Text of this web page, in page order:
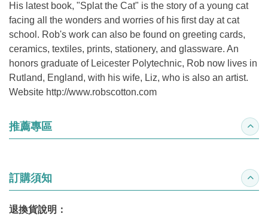
His latest book, "Splat the Cat" is the story of a young cat
facing all the wonders and worries of his first day at cat
school. Rob's work can also be found on greeting cards,
ceramics, textiles, prints, stationery, and glassware. An
honors graduate of Leicester Polytechnic, Rob now lives in
Rutland, England, with his wife, Liz, who is also an artist.
Website http://www.robscotton.com
推薦專區 收合
訂購須知 收合
退換貨說明：